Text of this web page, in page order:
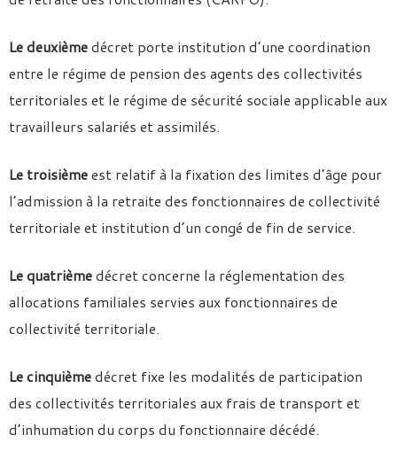
Le deuxièmedécret porte institution d’une coordination
entre le régime de pension des agents des collectivités
territoriales et le régime de sécurité sociale applicable aux
travailleurs salariés et assimilés.
Le troisièmeest relatif à la fixation des limites d’âge pour
l’admission à la retraite des fonctionnaires de collectivité
territoriale et institution d’un congé de fin de service.
Le quatrièmedécret concerne la réglementation des
allocations familiales servies aux fonctionnaires de
collectivité territoriale.
Le cinquièmedécret fixe les modalités de participation
des collectivités territoriales aux frais de transport et
d’inhumation du corps du fonctionnaire décédé.